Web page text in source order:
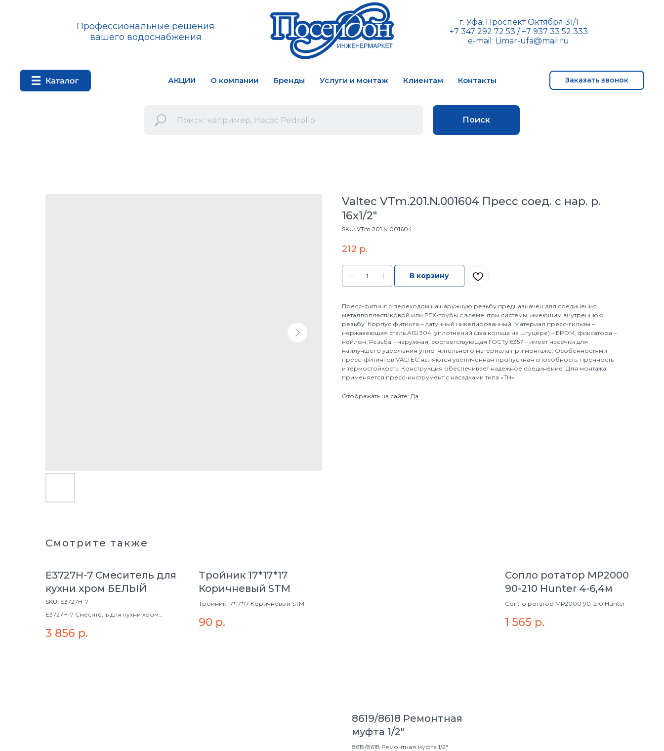
Профессиональные решения
вашего водоснабжения
г. Уфа, Проспект Октября 31/1
+7 347 292 72 53 /+7 937 33 52 333
e-mail: Limar-ufa@mail.ru
АКЦИИ О компании Бренды Услуги и монтаж Клиентам Контакты Заказать звонок
Поиск
Valtec VTm.201.N.001604 Пресс соед. с нар. р.
16х1/2"
SKU: VTm.201.N.001604
212 р.
В корзину
Пресс-фитинг с переходом на наружную резьбу предназначен для соединения
металлопластиковой или РЕХ-трубы с элементом системы, имеющим внутреннюю
резьбу. Корпус фитинга – латунный никелированный. Материал пресс-гильзы –
нержавеющая сталь AISI 304, уплотнений (два кольца на штуцере) – EPDM, фиксатора –
нейлон. Резьба – наружная, соответствующая ГОСТу 6357 – имеет насечки для
наилучшего удержания уплотнительного материала при монтаже. Особенностями
пресс-фитингов VALTEC являются увеличенная пропускная способность, прочность
и термостойкость. Конструкция обеспечивает надежное соединение. Для монтажа
применяется пресс-инструмент с насадками типа «ТН».
Отображать на сайте: Да
Смотрите также
E3727H-7 Смеситель для
кухни хром БЕЛЫЙ
SKU: E3727H-7
E3727H-7 Смеситель для кухни хром
3 856 р.
Тройник 17*17*17
Коричневый STM
Тройник 17*17*17 Коричневый STM
90 р.
8619/8618 Ремонтная
муфта 1/2"
8619/8618 Ремонтная муфта 1/2"
Сопло ротатор МР2000
90-210 Hunter 4-6,4м
Сопло ротатор МР2000 90-210 Hunter
1 565 р.